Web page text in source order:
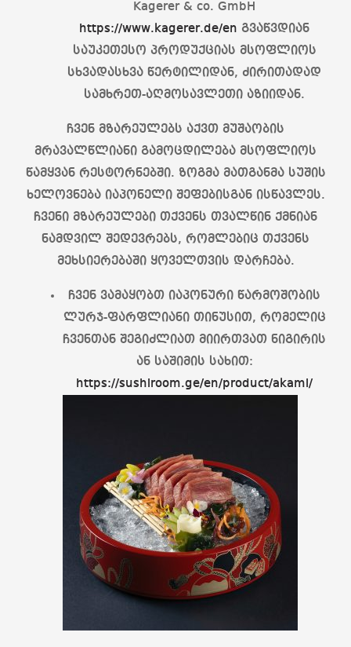
Kagerer & co. GmbH
https://www.kagerer.de/en გვაწვდიან
საუკეთესო პროდუქციას მსოფლიოს
სხვადასხვა წერტილიდან, ძირითადად
სამხრეთ-აღმოსავლეთი აზიიდან.
ჩვენ მზარეულებს აქვთ მუშაობის
მრავალწლიანი გამოცდილება მსოფლიოს
წამყვან რესტორნებში. ზოგმა მათგანმა სუშის
ხელოვნება იაპონელი შეფებისგან ისწავლეს.
ჩვენი მზარეულები თქვენს თვალწინ ქმნიან
ნამდვილ შედევრებს, რომლებიც თქვენს
მეხსიერებაში ყოველთვის დარჩება.
ჩვენ ვამაყობთ იაპონური წარმოშობის
ლურჯ-ფარფლიანი თინუსით, რომელიც
ჩვენთან შეგიძლიათ მიირთვათ ნიგირის
ან საშიმის სახით:
https://sushiroom.ge/en/product/akami/